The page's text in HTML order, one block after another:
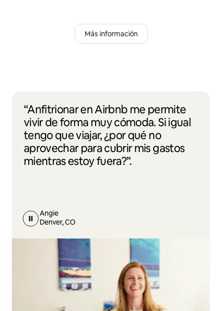
Más información
“Anfitrionar en Airbnb me permite
vivir de forma muy cómoda. Si igual
tengo que viajar, ¿por qué no
aprovechar para cubrir mis gastos
mientras estoy fuera?”.
Angie
Denver, CO